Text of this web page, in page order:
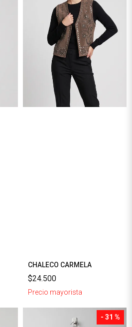
CHALECO CARMELA
$24.500
Precio mayorista
- 31 %